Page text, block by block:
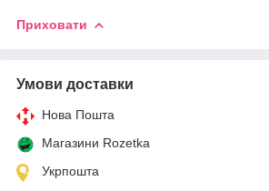
Приховати
Умови доставки
Нова Пошта
Магазини Rozetka
Укрпошта